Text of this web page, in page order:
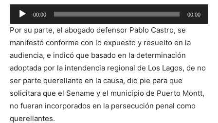
Reproductor
de
audio
00:00 00:00
Por su parte, el abogado defensor Pablo Castro, se
manifestó conforme con lo expuesto y resuelto en la
audiencia, e indicó que basado en la determinación
adoptada por la intendencia regional de Los Lagos, de no
ser parte querellante en la causa, dio pie para que
solicitara que el Sename y el municipio de Puerto Montt,
no fueran incorporados en la persecución penal como
querellantes.